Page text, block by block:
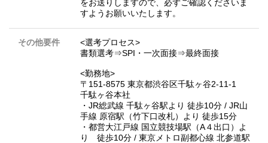
をお送りしますので、必ずご確認くださいま
すようお願いいたします。
その他要件
<選考プロセス>
書類選考⇒SPI・一次面接⇒最終面接
<勤務地>
〒151-8575 東京都渋谷区千駄ヶ谷2-11-1
千駄ヶ谷本社
・JR総武線 千駄ヶ谷駅より 徒歩10分 / JR山
手線 原宿駅（竹下口改札）より 徒歩15分
・都営大江戸線 国立競技場駅（A４出口）よ
り 徒歩10分 / 東京メトロ副都心線 北参道駅